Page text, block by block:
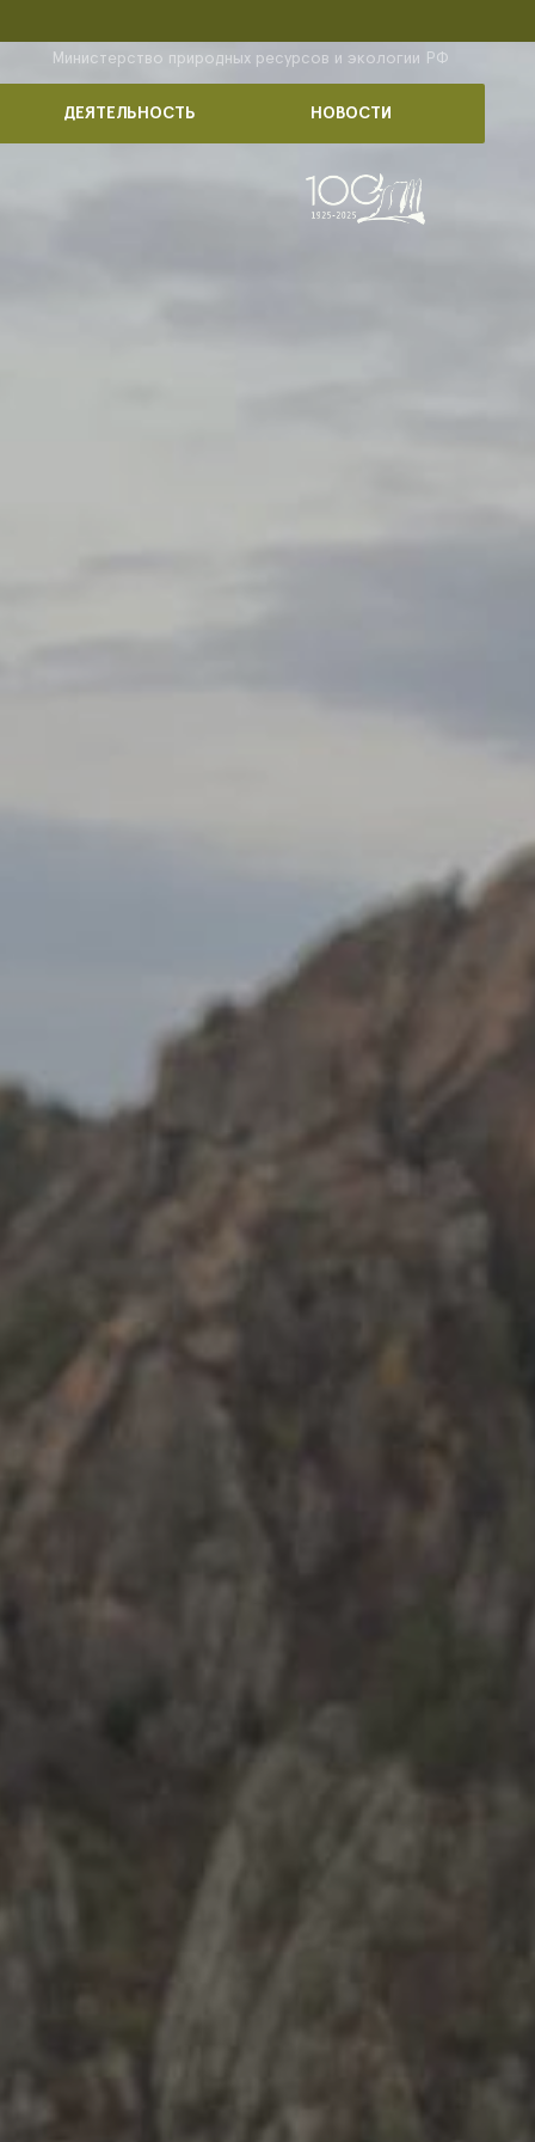
ДЕЯТЕЛЬНОСТЬ НОВОСТИ
Министерство природных ресурсов и экологии РФ